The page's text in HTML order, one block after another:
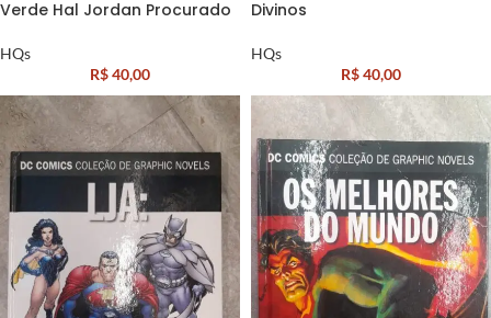
Verde Hal Jordan Procurado
HQs
R$40,00
Divinos
HQs
R$40,00